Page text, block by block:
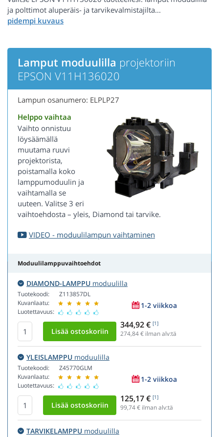
ja polttimot aluperäis- ja tarvikevalmistajilta...
Lamput moduulilla projektoriin
EPSON V11H136020
Lampun osanumero: ELPLP27
Helppo vaihtaa
Vaihto onnistuu
löysäämällä
muutama ruuvi
projektorista,
poistamalla koko
lamppumoduulin ja
vaihtamalla se
uuteen. Valitse 3 eri
vaihtoehdosta – yleis, Diamond tai tarvike.
VIDEO - moduulilampun vaihtaminen
Moduulilamppuvaihtoehdot
DIAMOND-LAMPPU moduulilla
Tuotekoodi:
Kuvanlaatu:
Luotettavuus:
Z113857DL
1-2 viikkoa
344,92 € [1]
274,84€ ilman alv:tä
YLEISLAMPPU moduulilla
Tuotekoodi:
Kuvanlaatu:
Luotettavuus:
Z45770GLM
1-2 viikkoa
125,17 € [1]
99,74€ ilman alv:tä
TARVIKELAMPPU moduulilla